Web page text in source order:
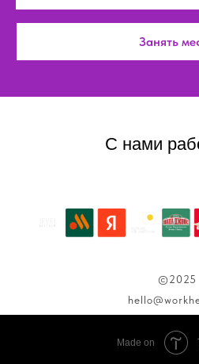
Занять
С нами
©2025
Made on